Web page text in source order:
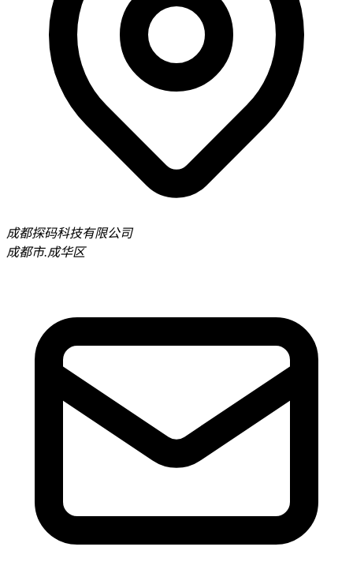
成都探码科技有限公司
成都市.成华区